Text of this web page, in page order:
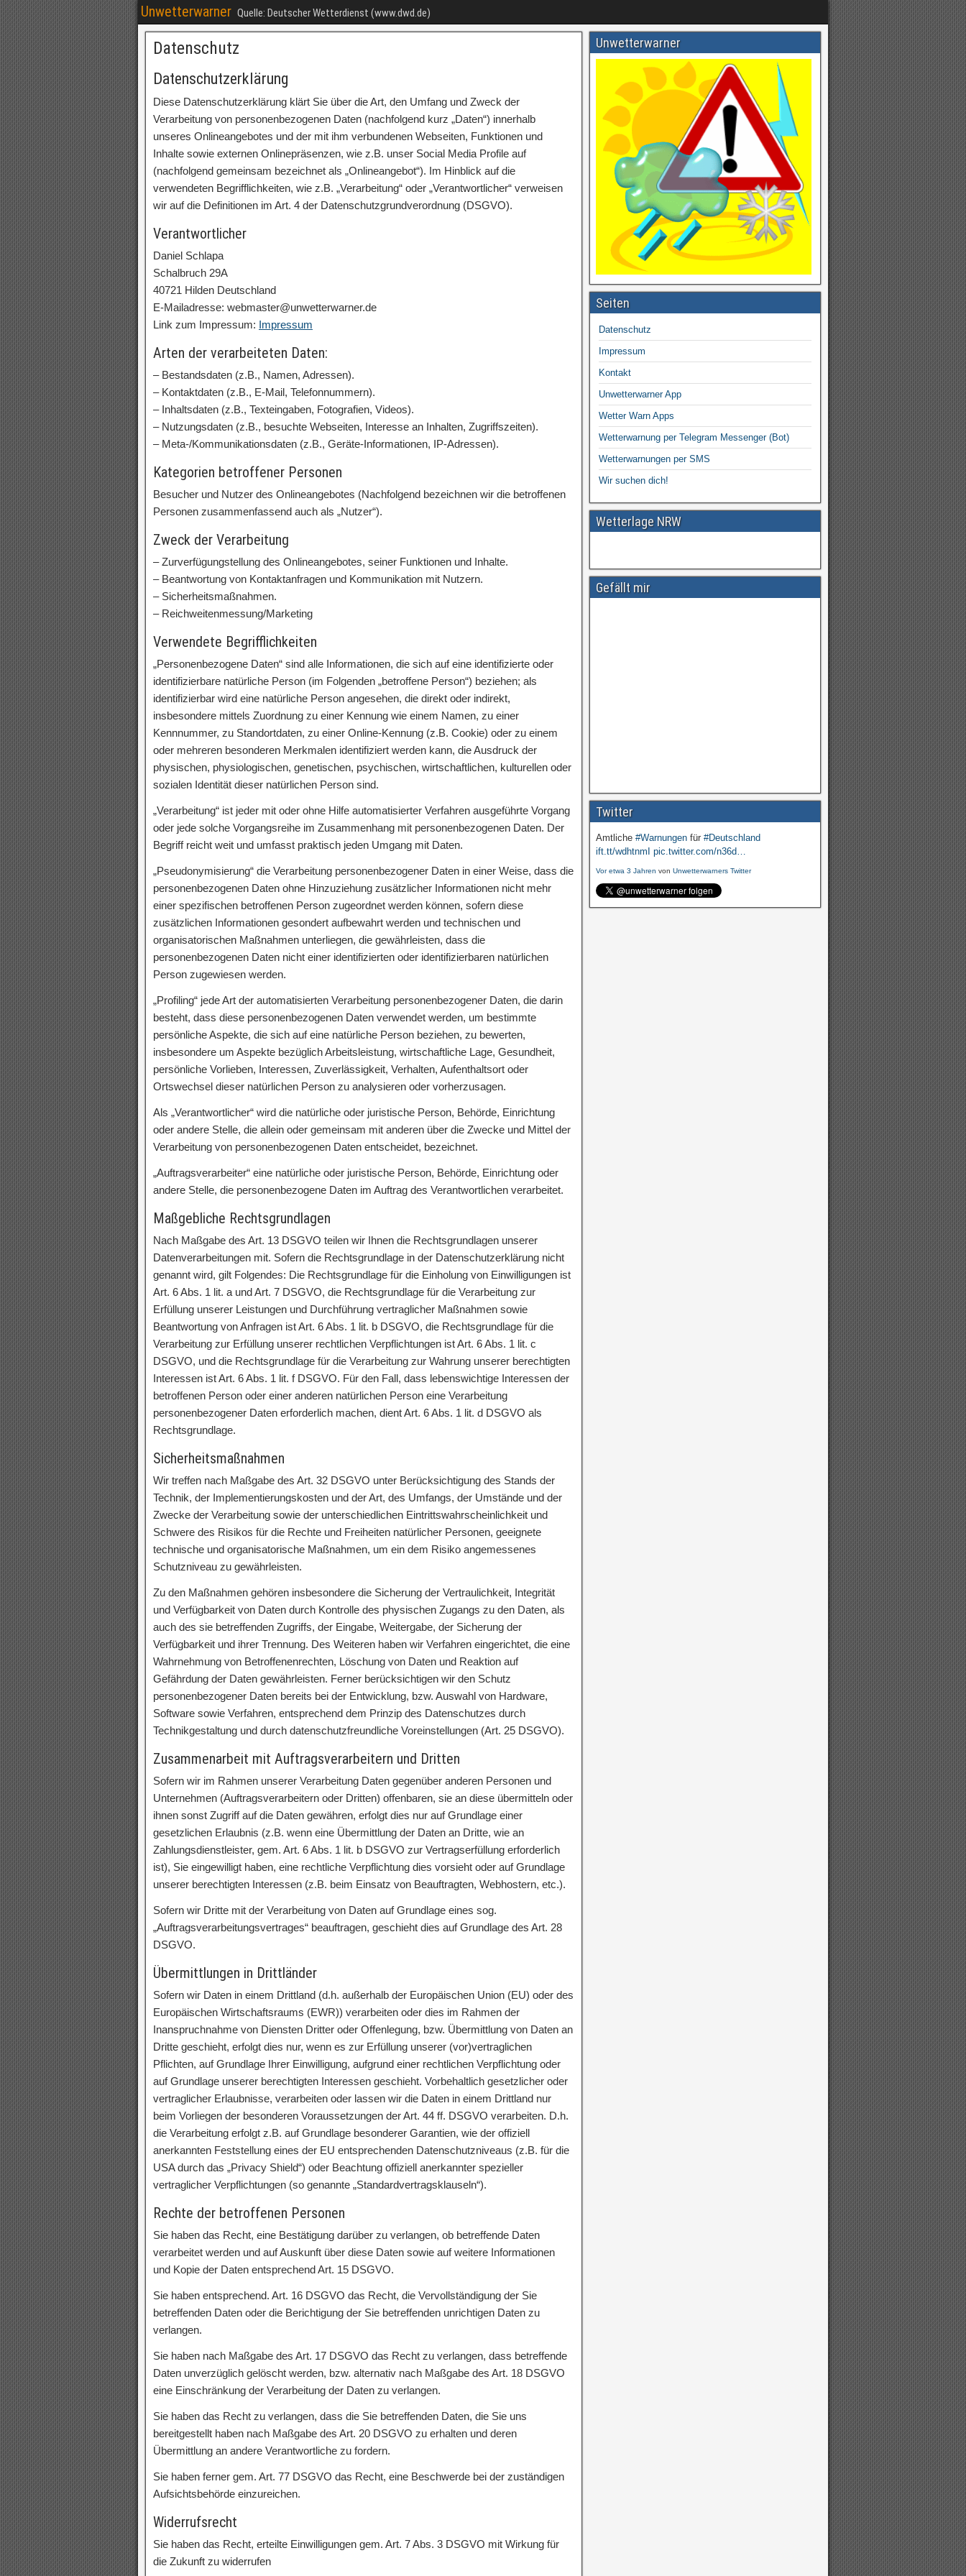
Unwetterwarner Quelle: Deutscher Wetterdienst (www.dwd.de)
Datenschutz
Datenschutzerklärung
Diese Datenschutzerklärung klärt Sie über die Art, den Umfang und Zweck der
Verarbeitung von personenbezogenen Daten (nachfolgend kurz „Daten“) innerhalb
unseres Onlineangebotes und der mit ihm verbundenen Webseiten, Funktionen und
Inhalte sowie externen Onlinepräsenzen, wie z.B. unser Social Media Profile auf
(nachfolgend gemeinsam bezeichnet als „Onlineangebot“). Im Hinblick auf die
verwendeten Begrifflichkeiten, wie z.B. „Verarbeitung“ oder „Verantwortlicher“ verweisen
wir auf die Definitionen im Art. 4 der Datenschutzgrundverordnung (DSGVO).
Verantwortlicher
Daniel Schlapa
Schalbruch 29A
40721 Hilden Deutschland
E-Mailadresse: webmaster@unwetterwarner.de
Link zum Impressum: Impressum
Arten der verarbeiteten Daten:
– Bestandsdaten (z.B., Namen, Adressen).
– Kontaktdaten (z.B., E-Mail, Telefonnummern).
– Inhaltsdaten (z.B., Texteingaben, Fotografien, Videos).
– Nutzungsdaten (z.B., besuchte Webseiten, Interesse an Inhalten, Zugriffszeiten).
– Meta-/Kommunikationsdaten (z.B., Geräte-Informationen, IP-Adressen).
Kategorien betroffener Personen
Besucher und Nutzer des Onlineangebotes (Nachfolgend bezeichnen wir die betroffenen
Personen zusammenfassend auch als „Nutzer“).
Zweck der Verarbeitung
– Zurverfügungstellung des Onlineangebotes, seiner Funktionen und Inhalte.
– Beantwortung von Kontaktanfragen und Kommunikation mit Nutzern.
– Sicherheitsmaßnahmen.
– Reichweitenmessung/Marketing
Verwendete Begrifflichkeiten
„Personenbezogene Daten“ sind alle Informationen, die sich auf eine identifizierte oder
identifizierbare natürliche Person (im Folgenden „betroffene Person“) beziehen; als
identifizierbar wird eine natürliche Person angesehen, die direkt oder indirekt,
insbesondere mittels Zuordnung zu einer Kennung wie einem Namen, zu einer
Kennnummer, zu Standortdaten, zu einer Online-Kennung (z.B. Cookie) oder zu einem
oder mehreren besonderen Merkmalen identifiziert werden kann, die Ausdruck der
physischen, physiologischen, genetischen, psychischen, wirtschaftlichen, kulturellen oder
sozialen Identität dieser natürlichen Person sind.
„Verarbeitung“ ist jeder mit oder ohne Hilfe automatisierter Verfahren ausgeführte Vorgang
oder jede solche Vorgangsreihe im Zusammenhang mit personenbezogenen Daten. Der
Begriff reicht weit und umfasst praktisch jeden Umgang mit Daten.
„Pseudonymisierung“ die Verarbeitung personenbezogener Daten in einer Weise, dass die
personenbezogenen Daten ohne Hinzuziehung zusätzlicher Informationen nicht mehr
einer spezifischen betroffenen Person zugeordnet werden können, sofern diese
zusätzlichen Informationen gesondert aufbewahrt werden und technischen und
organisatorischen Maßnahmen unterliegen, die gewährleisten, dass die
personenbezogenen Daten nicht einer identifizierten oder identifizierbaren natürlichen
Person zugewiesen werden.
„Profiling“ jede Art der automatisierten Verarbeitung personenbezogener Daten, die darin
besteht, dass diese personenbezogenen Daten verwendet werden, um bestimmte
persönliche Aspekte, die sich auf eine natürliche Person beziehen, zu bewerten,
insbesondere um Aspekte bezüglich Arbeitsleistung, wirtschaftliche Lage, Gesundheit,
persönliche Vorlieben, Interessen, Zuverlässigkeit, Verhalten, Aufenthaltsort oder
Ortswechsel dieser natürlichen Person zu analysieren oder vorherzusagen.
Als „Verantwortlicher“ wird die natürliche oder juristische Person, Behörde, Einrichtung
oder andere Stelle, die allein oder gemeinsam mit anderen über die Zwecke und Mittel der
Verarbeitung von personenbezogenen Daten entscheidet, bezeichnet.
„Auftragsverarbeiter“ eine natürliche oder juristische Person, Behörde, Einrichtung oder
andere Stelle, die personenbezogene Daten im Auftrag des Verantwortlichen verarbeitet.
Maßgebliche Rechtsgrundlagen
Nach Maßgabe des Art. 13 DSGVO teilen wir Ihnen die Rechtsgrundlagen unserer
Datenverarbeitungen mit. Sofern die Rechtsgrundlage in der Datenschutzerklärung nicht
genannt wird, gilt Folgendes: Die Rechtsgrundlage für die Einholung von Einwilligungen ist
Art. 6 Abs. 1 lit. a und Art. 7 DSGVO, die Rechtsgrundlage für die Verarbeitung zur
Erfüllung unserer Leistungen und Durchführung vertraglicher Maßnahmen sowie
Beantwortung von Anfragen ist Art. 6 Abs. 1 lit. b DSGVO, die Rechtsgrundlage für die
Verarbeitung zur Erfüllung unserer rechtlichen Verpflichtungen ist Art. 6 Abs. 1 lit. c
DSGVO, und die Rechtsgrundlage für die Verarbeitung zur Wahrung unserer berechtigten
Interessen ist Art. 6 Abs. 1 lit. f DSGVO. Für den Fall, dass lebenswichtige Interessen der
betroffenen Person oder einer anderen natürlichen Person eine Verarbeitung
personenbezogener Daten erforderlich machen, dient Art. 6 Abs. 1 lit. d DSGVO als
Rechtsgrundlage.
Sicherheitsmaßnahmen
Wir treffen nach Maßgabe des Art. 32 DSGVO unter Berücksichtigung des Stands der
Technik, der Implementierungskosten und der Art, des Umfangs, der Umstände und der
Zwecke der Verarbeitung sowie der unterschiedlichen Eintrittswahrscheinlichkeit und
Schwere des Risikos für die Rechte und Freiheiten natürlicher Personen, geeignete
technische und organisatorische Maßnahmen, um ein dem Risiko angemessenes
Schutzniveau zu gewährleisten.
Zu den Maßnahmen gehören insbesondere die Sicherung der Vertraulichkeit, Integrität
und Verfügbarkeit von Daten durch Kontrolle des physischen Zugangs zu den Daten, als
auch des sie betreffenden Zugriffs, der Eingabe, Weitergabe, der Sicherung der
Verfügbarkeit und ihrer Trennung. Des Weiteren haben wir Verfahren eingerichtet, die eine
Wahrnehmung von Betroffenenrechten, Löschung von Daten und Reaktion auf
Gefährdung der Daten gewährleisten. Ferner berücksichtigen wir den Schutz
personenbezogener Daten bereits bei der Entwicklung, bzw. Auswahl von Hardware,
Software sowie Verfahren, entsprechend dem Prinzip des Datenschutzes durch
Technikgestaltung und durch datenschutzfreundliche Voreinstellungen (Art. 25 DSGVO).
Zusammenarbeit mit Auftragsverarbeitern und Dritten
Sofern wir im Rahmen unserer Verarbeitung Daten gegenüber anderen Personen und
Unternehmen (Auftragsverarbeitern oder Dritten) offenbaren, sie an diese übermitteln oder
ihnen sonst Zugriff auf die Daten gewähren, erfolgt dies nur auf Grundlage einer
gesetzlichen Erlaubnis (z.B. wenn eine Übermittlung der Daten an Dritte, wie an
Zahlungsdienstleister, gem. Art. 6 Abs. 1 lit. b DSGVO zur Vertragserfüllung erforderlich
ist), Sie eingewilligt haben, eine rechtliche Verpflichtung dies vorsieht oder auf Grundlage
unserer berechtigten Interessen (z.B. beim Einsatz von Beauftragten, Webhostern, etc.).
Sofern wir Dritte mit der Verarbeitung von Daten auf Grundlage eines sog.
„Auftragsverarbeitungsvertrages“ beauftragen, geschieht dies auf Grundlage des Art. 28
DSGVO.
Übermittlungen in Drittländer
Sofern wir Daten in einem Drittland (d.h. außerhalb der Europäischen Union (EU) oder des
Europäischen Wirtschaftsraums (EWR)) verarbeiten oder dies im Rahmen der
Inanspruchnahme von Diensten Dritter oder Offenlegung, bzw. Übermittlung von Daten an
Dritte geschieht, erfolgt dies nur, wenn es zur Erfüllung unserer (vor)vertraglichen
Pflichten, auf Grundlage Ihrer Einwilligung, aufgrund einer rechtlichen Verpflichtung oder
auf Grundlage unserer berechtigten Interessen geschieht. Vorbehaltlich gesetzlicher oder
vertraglicher Erlaubnisse, verarbeiten oder lassen wir die Daten in einem Drittland nur
beim Vorliegen der besonderen Voraussetzungen der Art. 44 ff. DSGVO verarbeiten. D.h.
die Verarbeitung erfolgt z.B. auf Grundlage besonderer Garantien, wie der offiziell
anerkannten Feststellung eines der EU entsprechenden Datenschutzniveaus (z.B. für die
USA durch das „Privacy Shield“) oder Beachtung offiziell anerkannter spezieller
vertraglicher Verpflichtungen (so genannte „Standardvertragsklauseln“).
Rechte der betroffenen Personen
Sie haben das Recht, eine Bestätigung darüber zu verlangen, ob betreffende Daten
verarbeitet werden und auf Auskunft über diese Daten sowie auf weitere Informationen
und Kopie der Daten entsprechend Art. 15 DSGVO.
Sie haben entsprechend. Art. 16 DSGVO das Recht, die Vervollständigung der Sie
betreffenden Daten oder die Berichtigung der Sie betreffenden unrichtigen Daten zu
verlangen.
Sie haben nach Maßgabe des Art. 17 DSGVO das Recht zu verlangen, dass betreffende
Daten unverzüglich gelöscht werden, bzw. alternativ nach Maßgabe des Art. 18 DSGVO
eine Einschränkung der Verarbeitung der Daten zu verlangen.
Sie haben das Recht zu verlangen, dass die Sie betreffenden Daten, die Sie uns
bereitgestellt haben nach Maßgabe des Art. 20 DSGVO zu erhalten und deren
Übermittlung an andere Verantwortliche zu fordern.
Sie haben ferner gem. Art. 77 DSGVO das Recht, eine Beschwerde bei der zuständigen
Aufsichtsbehörde einzureichen.
Widerrufsrecht
Sie haben das Recht, erteilte Einwilligungen gem. Art. 7 Abs. 3 DSGVO mit Wirkung für
die Zukunft zu widerrufen
Unwetterwarner
Seiten
Datenschutz
Impressum
Kontakt
Unwetterwarner App
Wetter Warn Apps
Wetterwarnung per Telegram Messenger (Bot)
Wetterwarnungen per SMS
Wir suchen dich!
Wetterlage NRW
Gefällt mir
Twitter
Amtliche #Warnungenfür #Deutschland
ift.tt/wdhtnmI pic.twitter.com/n36d…
Vor etwa 3 Jahren von Unwetterwarners Twitter